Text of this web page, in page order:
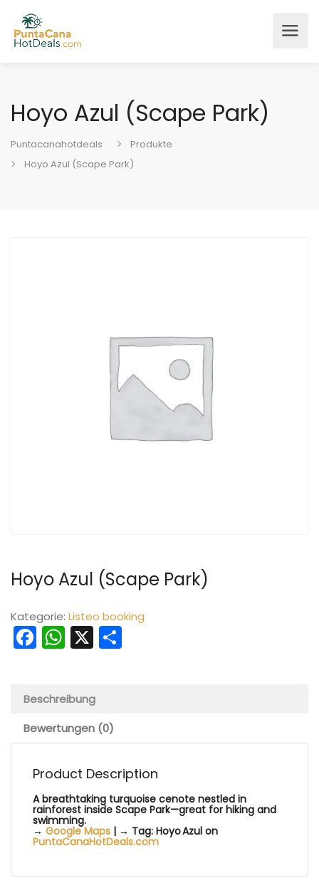
Hoyo Azul (Scape Park)
Puntacanahotdeals
Produkte
Hoyo Azul (Scape Park)
Hoyo Azul (Scape Park)
Kategorie: Listeo booking
Facebook
WhatsApp
X
Beschreibung
Bewertungen (0)
Product Description
A breathtaking turquoise cenote nestled in
rainforest inside Scape Park—great for hiking and
swimming.
→ Google Maps | → Tag: Hoyo Azul on
PuntaCanaHotDeals.com